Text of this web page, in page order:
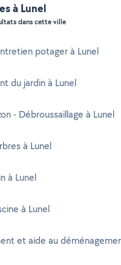
à Lunel
dans cette ville
potager à Lunel
du jardin à Lunel
- Débroussaillage à Lunel
à Lunel
à Lunel
à Lunel
et aide au